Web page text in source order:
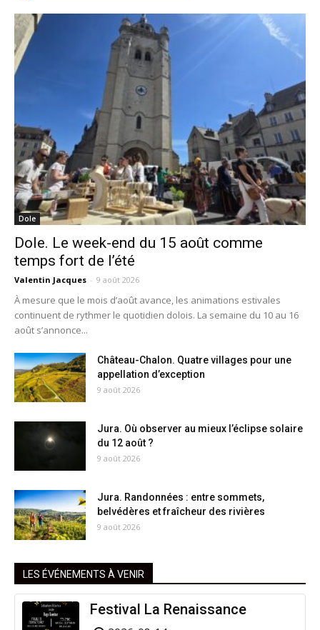
Dole
Dole. Le week-end du 15 août comme
temps fort de l’été
Valentin Jacques - 9 août 2026
À mesure que le mois d’août avance, les animations estivales
continuent de rythmer le quotidien dolois. La semaine du 10 au 16
août s’annonce...
Château-Chalon. Quatre villages pour une
appellation d’exception
9 août 2026
Jura. Où observer au mieux l’éclipse solaire
du 12 août ?
9 août 2026
Jura. Randonnées : entre sommets,
belvédères et fraîcheur des rivières
9 août 2026
LES ÉVÉNEMENTS À VENIR
Festival La Renaissance